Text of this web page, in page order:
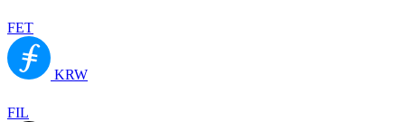
FET
KRW
FIL